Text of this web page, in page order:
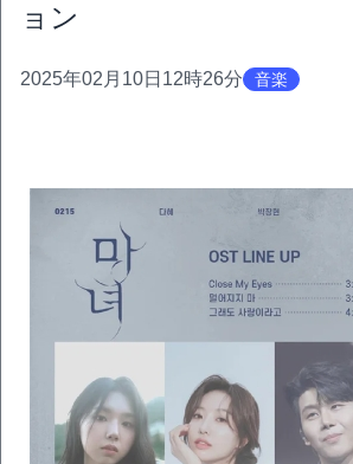
ョン
2025年02月10日12時26分 音楽